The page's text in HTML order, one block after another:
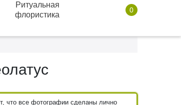
Ритуальная
флористика
0
что все фотографии сделаны лично